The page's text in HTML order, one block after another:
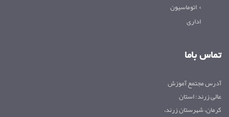
اتوماسیون
اداری
تماس باما
آدرس مجتمع آموزش
عالی زرند: استان
کرمان، شهرستان زرند،